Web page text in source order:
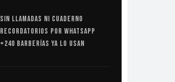
SIN LLAMADAS NI CUADERNO
RECORDATORIOS POR WHATSAPP
+240 BARBERÍAS YA LO USAN